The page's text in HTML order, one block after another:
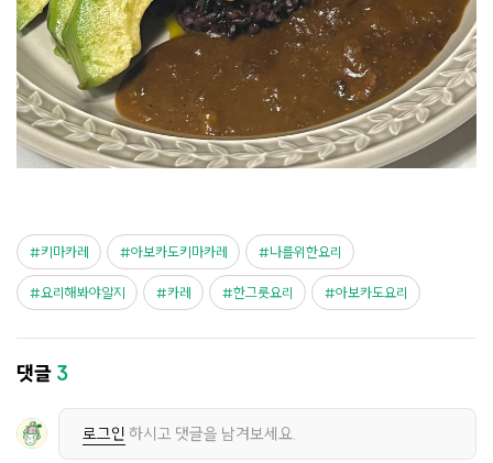
키마카레 아보카도키마카레 나를위한요리
요리해봐야알지 카레 한그릇요리 아보카도요리
댓글 3
로그인 하시고 댓글을 남겨보세요.